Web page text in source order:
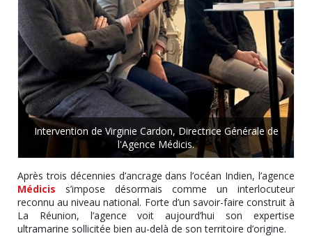
Intervention de Virginie Cardon, Directrice Générale de
l'Agence Médicis.
Après trois décennies d’ancrage dans l’océan Indien, l’agence
Médicis s’impose désormais comme un interlocuteur
reconnu au niveau national. Forte d’un savoir-faire construit à
La Réunion, l’agence voit aujourd’hui son expertise
ultramarine sollicitée bien au-delà de son territoire d’origine.